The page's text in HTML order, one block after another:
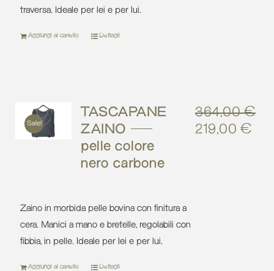
traversa. Ideale per lei e per lui.
Aggiungi al carrello Dettagli
Sale!
TASCAPANE
ZAINO –
pelle colore
nero carbone
364,00€
Il
219,00€Il
Zaino in morbida pelle bovina con finitura a
cera. Manici a mano e bretelle, regolabili con
fibbia, in pelle. Ideale per lei e per lui.
Aggiungi al carrello Dettagli